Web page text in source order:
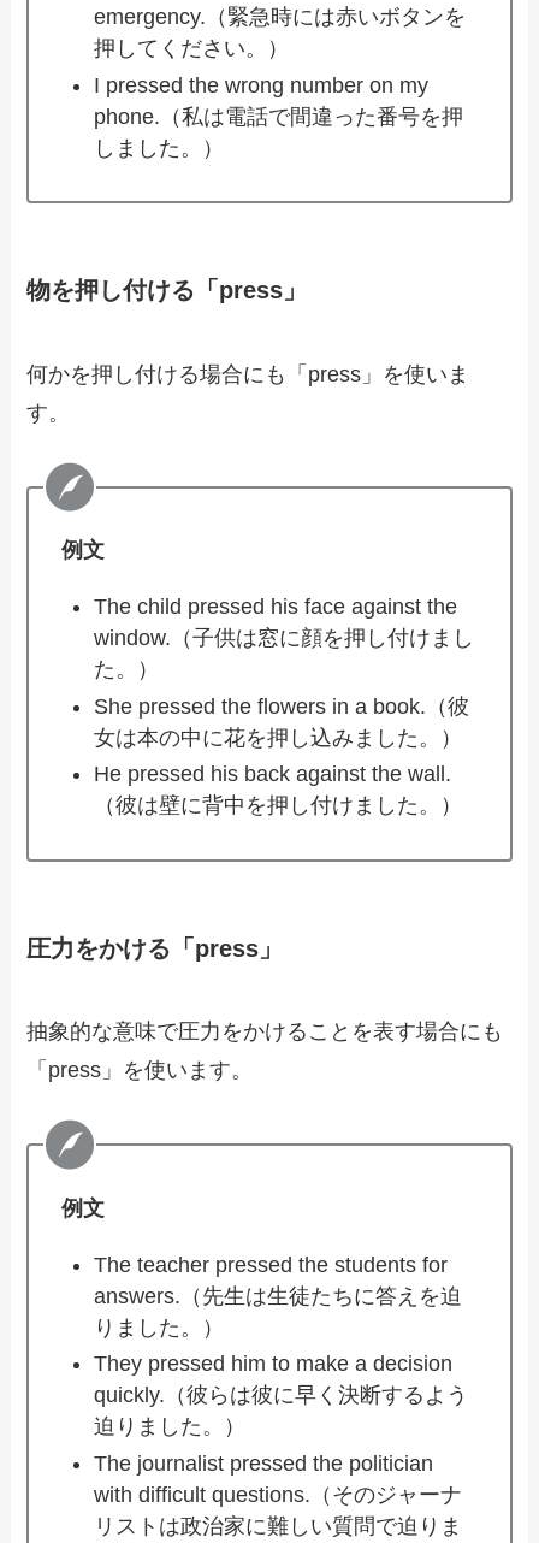
emergency.（緊急時には赤いボタンを
押してください。）
I pressed the wrong number on my
phone.（私は電話で間違った番号を押
しました。）
物を押し付ける「press」
何かを押し付ける場合にも「press」を使いま
す。
例文
The child pressed his face against the
window.（子供は窓に顔を押し付けまし
た。）
She pressed the flowers in a book.（彼
女は本の中に花を押し込みました。）
He pressed his back against the wall.
（彼は壁に背中を押し付けました。）
圧力をかける「press」
抽象的な意味で圧力をかけることを表す場合にも
「press」を使います。
例文
The teacher pressed the students for
answers.（先生は生徒たちに答えを迫
りました。）
They pressed him to make a decision
quickly.（彼らは彼に早く決断するよう
迫りました。）
The journalist pressed the politician
with difficult questions.（そのジャーナ
リストは政治家に難しい質問で迫りま